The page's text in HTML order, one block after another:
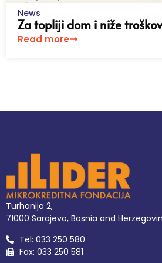
News
Za topliji dom i niže
Read more
Turhanija 2,
71000 Sarajevo, Bosnia and
Tel: 033 250 580
Fax: 033 250 581